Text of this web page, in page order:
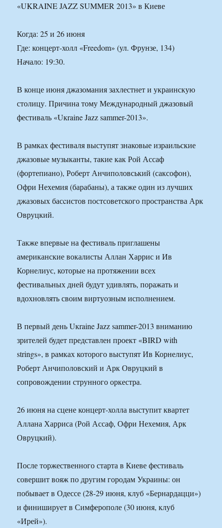
«UKRAINE JAZZ SUMMER 2013» в Киеве
Когда: 25 и 26 июня
Где: концерт-холл «Freedom» (ул. Фрунзе, 134)
Начало: 19:30.
В конце июня джазомания захлестнет и украинскую
столицу. Причина тому Международный джазовый
фестиваль «Uкraine Jazz sammer-2013».
В рамках фестиваля выступят знаковые израильские
джазовые музыканты, такие как Рой Ассаф
(фортепиано), Роберт Анчиполовський (саксофон),
Офри Нехемия (барабаны), а также один из лучших
джазовых басcистов постсоветского пространства Арк
Овруцкий.
Также впервые на фестиваль приглашены
американские вокалисты Аллан Харрис и Ив
Корнелиус, которые на протяжении всех
фестивальных дней будут удивлять, поражать и
вдохновлять своим виртуозным исполнением.
В первый день Uкraine Jazz sammer-2013 вниманию
зрителей будет представлен проект «BIRD with
strings», в рамках которого выступят Ив Корнелиус,
Роберт Анчиполовский и Арк Овруцкий в
сопровождении струнного оркестра.
26 июня на сцене концерт-холла выступит квартет
Аллана Харриса (Рой Ассаф, Офри Нехемия, Арк
Овруцкий).
После торжественного старта в Киеве фестиваль
совершит вояж по другим городам Украины: он
побывает в Одессе (28-29 июня, клуб «Бернардацци»)
и финиширует в Симферополе (30 июня, клуб
«Ирей»).